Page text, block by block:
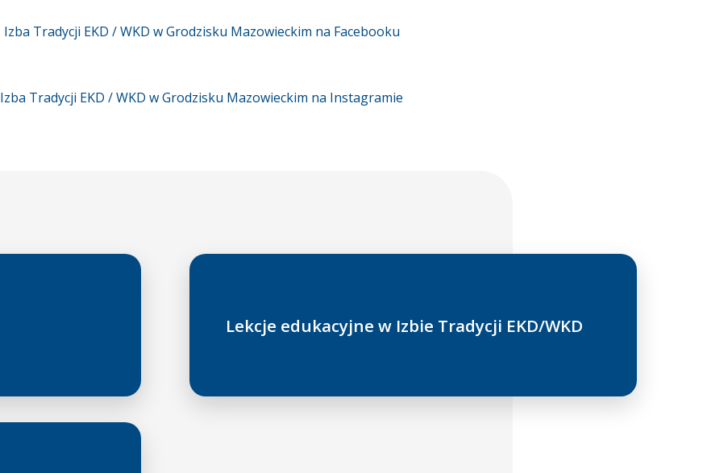
Izba Tradycji EKD / WKD w Grodzisku Mazowieckim na Facebooku
Izba Tradycji EKD / WKD w Grodzisku Mazowieckim na Instagramie
Lekcje edukacyjne w Izbie Tradycji EKD/WKD